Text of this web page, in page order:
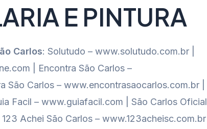
E PINTURA
Carlos: Solutudo – www.solutudo.com.br |
| Encontra São Carlos –
Carlos – www.encontrasaocarlos.com.br |
Facil – www.guiafacil.com | São Carlos Oficial
Achei São Carlos – www.123acheisc.com.br